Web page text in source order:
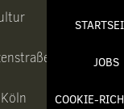
JOBS
COOKIE-